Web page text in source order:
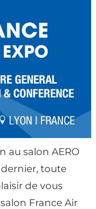
au salon AERO
toute
de vous
France Air